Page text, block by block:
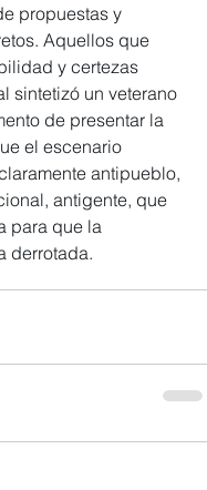
propuestas y
Aquellos que
y certezas
sintetizó un veterano
de presentar la
el escenario
antipueblo,
antigente, que
para que la
derrotada.